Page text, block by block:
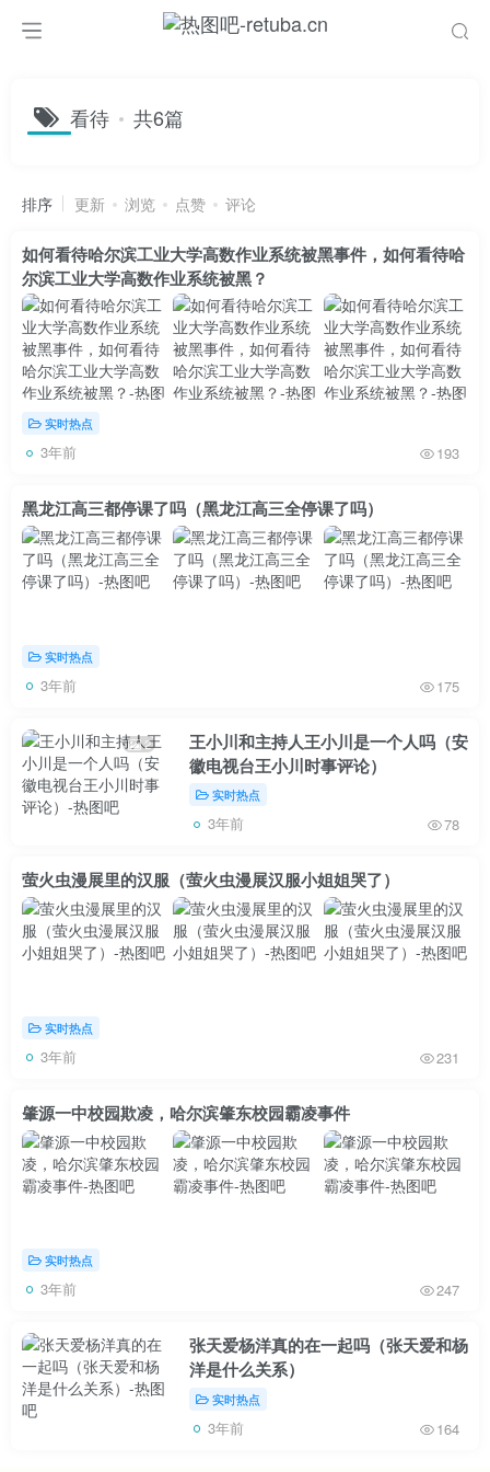
看待 共6篇
排序 更新 浏览 点赞 评论
如何看待哈尔滨工业大学高数作业系统被黑事件，如何看待哈
尔滨工业大学高数作业系统被黑？
实时热点
3年前 193
黑龙江高三都停课了吗（黑龙江高三全停课了吗）
实时热点
3年前 175
2
王小川和主持人王小川是一个人吗（安
徽电视台王小川时事评论）
实时热点
3年前 78
萤火虫漫展里的汉服（萤火虫漫展汉服小姐姐哭了）
实时热点
3年前 231
肇源一中校园欺凌，哈尔滨肇东校园霸凌事件
实时热点
3年前 247
张天爱杨洋真的在一起吗（张天爱和杨
洋是什么关系）
实时热点
3年前 164